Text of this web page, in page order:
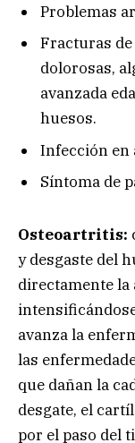
Problemas
Fracturas de
dolorosas,
avanzada
huesos.
Infección en
Síntoma de
Osteoartritis:
y desgaste del
directamente la
avanza la
las
que dañan la
desgate, el
por el paso del